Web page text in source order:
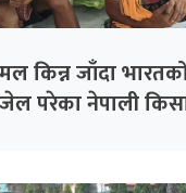
मल किन्न जाँदा
जेल परेका नेपाली